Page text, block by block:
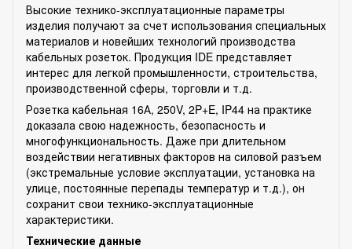
Высокие технико-эксплуатационные параметры
изделия получают за счет использования специальных
материалов и новейших технологий производства
кабельных розеток. Продукция IDE представляет
интерес для легкой промышленности, строительства,
производственной сферы, торговли и т.д.
Розетка кабельная 16А, 250V, 2P+E, IP44 на практике
доказала свою надежность, безопасность и
многофункциональность. Даже при длительном
воздействии негативных факторов на силовой разъем
(экстремальные условие эксплуатации, установка на
улице, постоянные перепады температур и т.д.), он
сохранит свои технико-эксплуатационные
характеристики.
Технические данные